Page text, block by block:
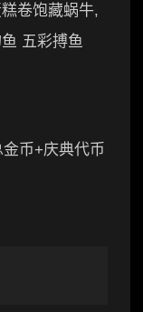
卷饱藏蜗牛,
五彩搏鱼
币+庆典代币